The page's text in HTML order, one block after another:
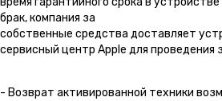
брак, компания за
собственные средства доставляет
сервисный центр Apple для проведения
- Возврат активированной техники